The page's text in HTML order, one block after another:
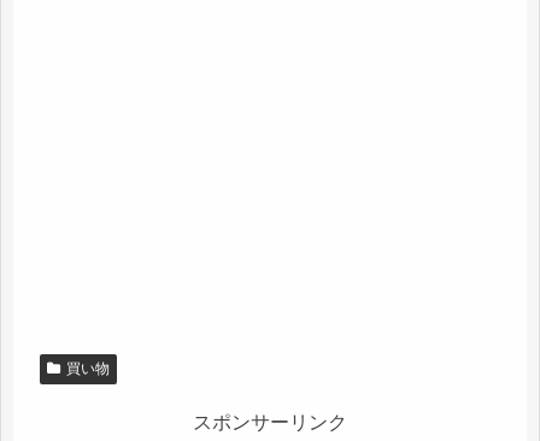
買い物
スポンサーリンク